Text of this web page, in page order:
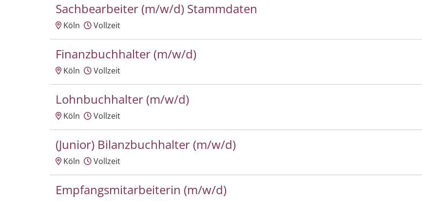
Sachbearbeiter (m/w/d) Stammdaten
Köln Vollzeit
Finanzbuchhalter (m/w/d)
Köln Vollzeit
Lohnbuchhalter (m/w/d)
Köln Vollzeit
(Junior) Bilanzbuchhalter (m/w/d)
Köln Vollzeit
Empfangsmitarbeiterin (m/w/d)